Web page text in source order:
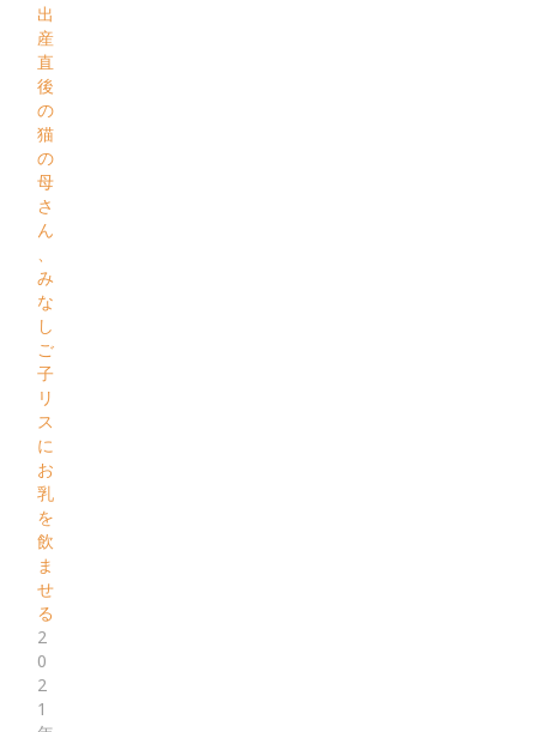
出
産
直
後
の
猫
の
母
さ
ん
み
な
し
ご
子
リ
ス
に
お
乳
を
飲
ま
せ
る
2
0
2
1